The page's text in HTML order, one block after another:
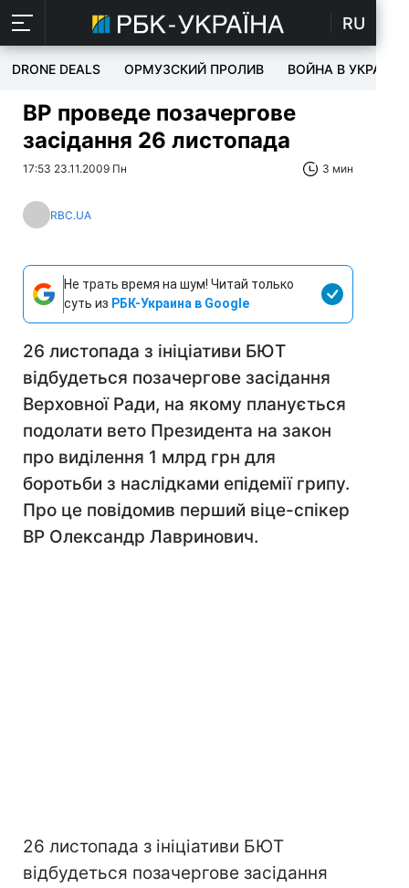
RU
DRONE DEALS ОРМУЗСКИЙ ПРОЛИВ ВОЙНА В УКРАИНЕ
ВР проведе позачергове
засідання 26 листопада
17:53 23.11.2009 Пн 3 мин
RBC.UA
Не трать время на шум! Читай только
суть из РБК-Украина в Google
26 листопада з ініціативи БЮТ
відбудеться позачергове засідання
Верховної Ради, на якому планується
подолати вето Президента на закон
про виділення 1 млрд грн для
боротьби з наслідками епідемії грипу.
Про це повідомив перший віце-спікер
ВР Олександр Лавринович.
26 листопада з ініціативи БЮТ
відбудеться позачергове засідання